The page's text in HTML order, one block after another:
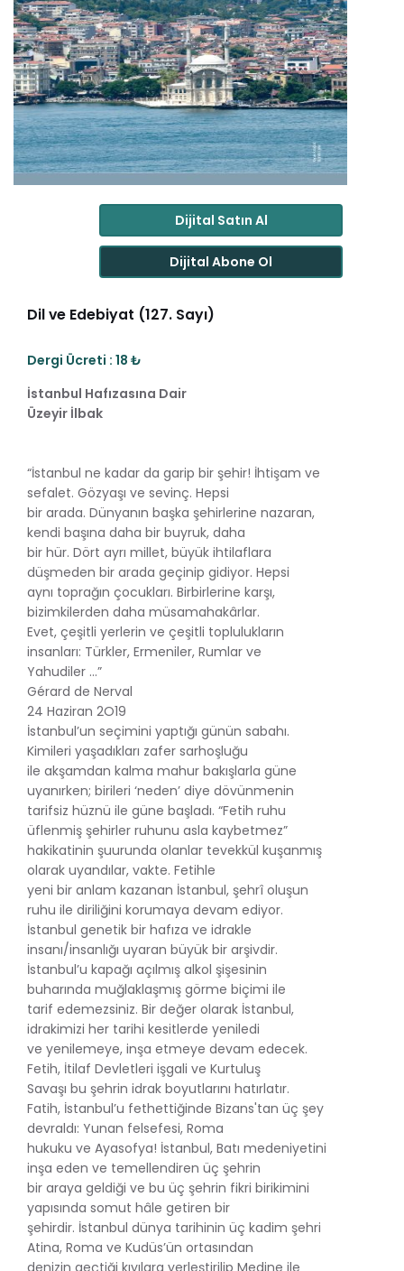
Dijital Satın Al
Dijital Abone Ol
Dil ve Edebiyat (127. Sayı)
Dergi Ücreti : 18 ₺
İstanbul Hafızasına Dair
Üzeyir İlbak
“İstanbul ne kadar da garip bir şehir! İhtişam ve
sefalet. Gözyaşı ve sevinç. Hepsi
bir arada. Dünyanın başka şehirlerine nazaran,
kendi başına daha bir buyruk, daha
bir hür. Dört ayrı millet, büyük ihtilaflara
düşmeden bir arada geçinip gidiyor. Hepsi
aynı toprağın çocukları. Birbirlerine karşı,
bizimkilerden daha müsamahakârlar.
Evet, çeşitli yerlerin ve çeşitli toplulukların
insanları: Türkler, Ermeniler, Rumlar ve
Yahudiler ...”
Gérard de Nerval
24 Haziran 2O19
İstanbul’un seçimini yaptığı günün sabahı.
Kimileri yaşadıkları zafer sarhoşluğu
ile akşamdan kalma mahur bakışlarla güne
uyanırken; birileri ‘neden’ diye dövünmenin
tarifsiz hüznü ile güne başladı. “Fetih ruhu
üflenmiş şehirler ruhunu asla kaybetmez”
hakikatinin şuurunda olanlar tevekkül kuşanmış
olarak uyandılar, vakte. Fetihle
yeni bir anlam kazanan İstanbul, şehrî oluşun
ruhu ile diriliğini korumaya devam ediyor.
İstanbul genetik bir hafıza ve idrakle
insanı/insanlığı uyaran büyük bir arşivdir.
İstanbul’u kapağı açılmış alkol şişesinin
buharında muğlaklaşmış görme biçimi ile
tarif edemezsiniz. Bir değer olarak İstanbul,
idrakimizi her tarihi kesitlerde yeniledi
ve yenilemeye, inşa etmeye devam edecek.
Fetih, İtilaf Devletleri işgali ve Kurtuluş
Savaşı bu şehrin idrak boyutlarını hatırlatır.
Fatih, İstanbul’u fethettiğinde Bizans'tan üç şey
devraldı: Yunan felsefesi, Roma
hukuku ve Ayasofya! İstanbul, Batı medeniyetini
inşa eden ve temellendiren üç şehrin
bir araya geldiği ve bu üç şehrin fikri birikimini
yapısında somut hâle getiren bir
şehirdir. İstanbul dünya tarihinin üç kadim şehri
Atina, Roma ve Kudüs’ün ortasından
denizin geçtiği kıyılara yerleştirilip Medine ile